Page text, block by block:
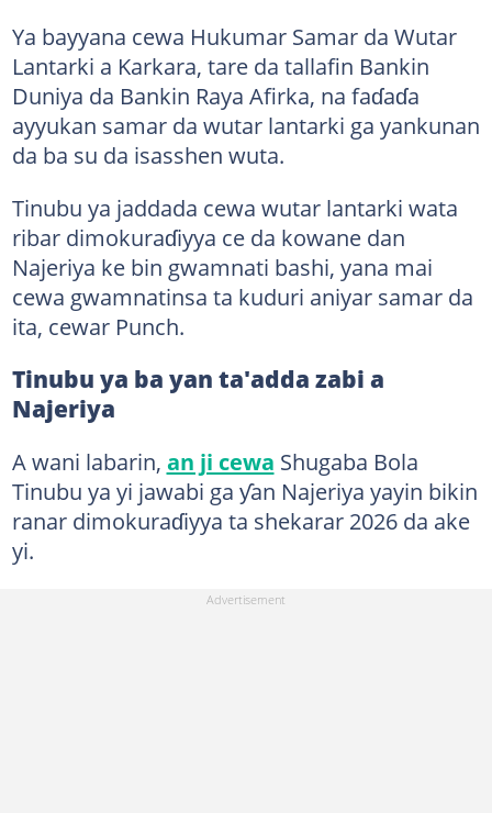
Ya bayyana cewa Hukumar Samar da Wutar
Lantarki a Karkara, tare da tallafin Bankin
Duniya da Bankin Raya Afirka, na faɗaɗa
ayyukan samar da wutar lantarki ga yankunan
da ba su da isasshen wuta.
Tinubu ya jaddada cewa wutar lantarki wata
ribar dimokuraɗiyya ce da kowane dan
Najeriya ke bin gwamnati bashi, yana mai
cewa gwamnatinsa ta kuduri aniyar samar da
ita, cewar Punch.
Tinubu ya ba yan ta'adda zabi a
Najeriya
A wani labarin, an ji cewa Shugaba Bola
Tinubu ya yi jawabi ga ƴan Najeriya yayin bikin
ranar dimokuraɗiyya ta shekarar 2026 da ake
yi.